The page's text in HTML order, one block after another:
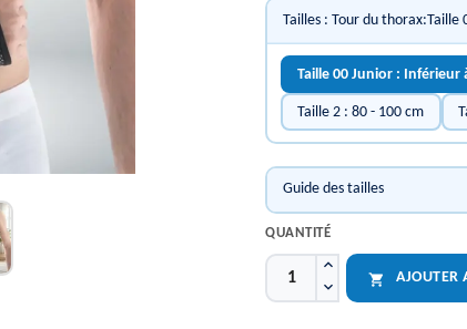
Tailles : Tour du thorax:Taille
Taille 00 Junior : Inférieur
Taille 2 : 80 - 100 cm
Guide des tailles
QUANTITÉ
 AJOUTER